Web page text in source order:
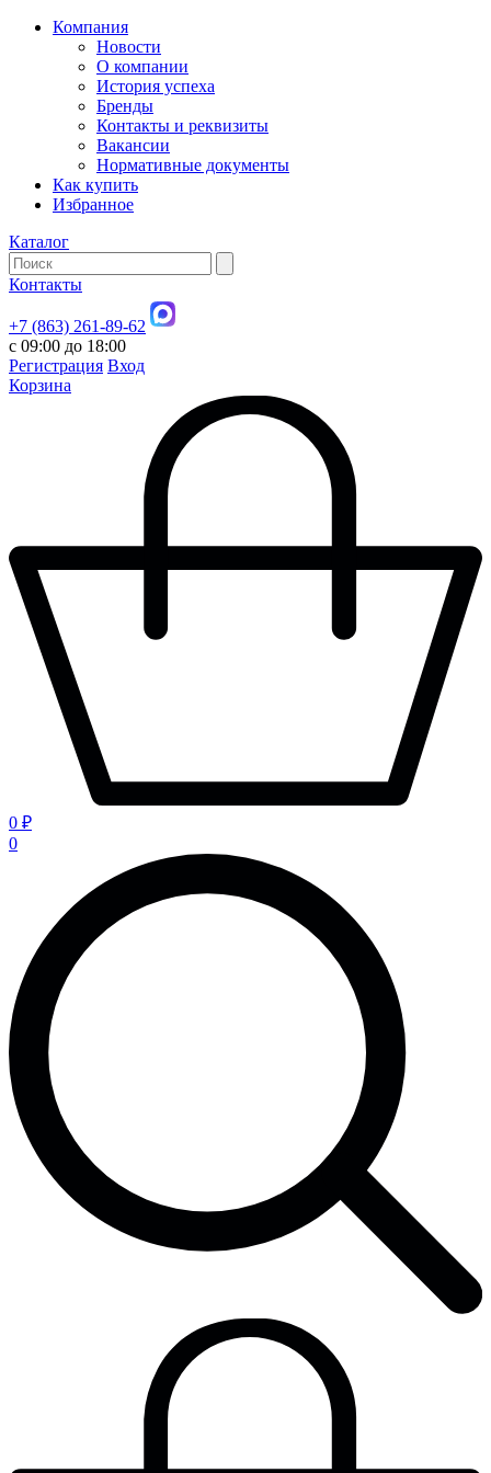
Компания
Новости
О компании
История успеха
Бренды
Контакты и реквизиты
Вакансии
Нормативные документы
Как купить
Избранное
Каталог
Контакты
+7 (863) 261-89-62
с 09:00 до 18:00
Регистрация Вход
Корзина
0 ₽
0